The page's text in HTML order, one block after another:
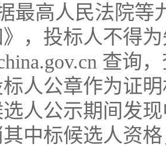
最高人民法院等
，投标人不得
查询
人公章作为证
人公示期间发
中标候选人资